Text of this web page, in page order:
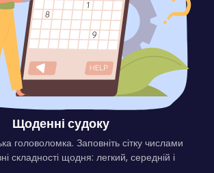
Щоденні судоку
головоломка. Заповніть сітку числами
складності щодня: легкий, середній і